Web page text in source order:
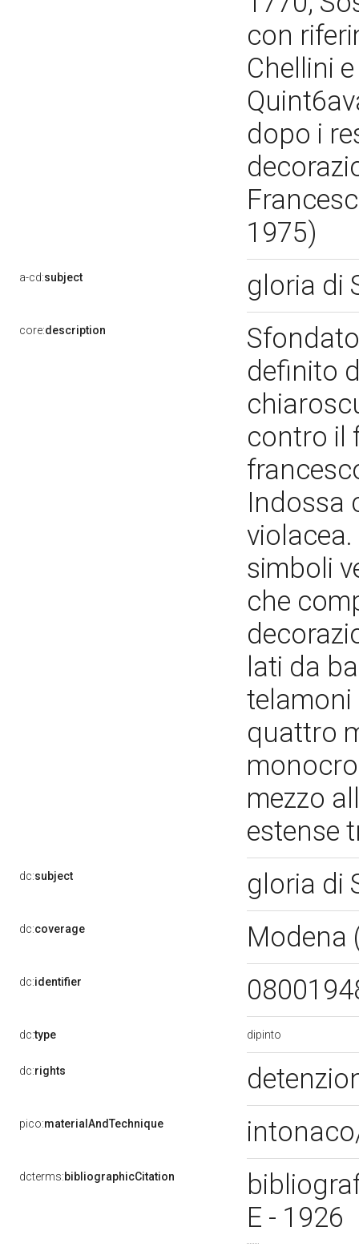
con
Chellini
dopo i
1975)
a-cd:subject gloria di
core:description
definito
contro il
Indossa
simboli
che
lati da
telamoni
quattro
mezzo
estense
dc:subject gloria di
dc:coverage Modena
dc:identifier
dc:type dipinto
dc:rights
pico:materialAndTechnique
dcterms:bibliographicCitation
E - 1926